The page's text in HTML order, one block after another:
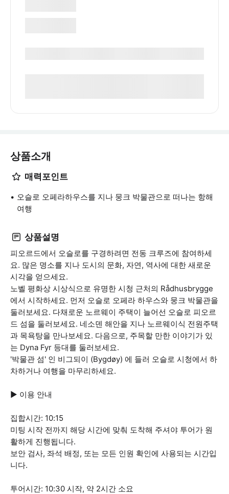
상품소개
매력포인트
오슬로 오페라하우스를 지나 뭉크 박물관으로 떠나는 항해
여행
상품설명
피오르드에서 오슬로를 구경하려면 전동 크루즈에 참여하세
요. 많은 명소를 지나 도시의 문화, 자연, 역사에 대한 새로운
시각을 얻으세요.
노벨 평화상 시상식으로 유명한 시청 근처의 Rådhusbrygge
에서 시작하세요. 먼저 오슬로 오페라 하우스와 뭉크 박물관을
둘러보세요. 다채로운 노르웨이 주택이 늘어선 오슬로 피오르
드 섬을 둘러보세요. 네소덴 해안을 지나 노르웨이식 전원주택
과 목욕탕을 만나보세요. 다음으로, 주목할 만한 이야기가 있
는 Dyna Fyr 등대를 둘러보세요.
'박물관 섬' 인 비그되이 (Bygdøy) 에 들러 오슬로 시청에서 하
차하거나 여행을 마무리하세요.
▶ 이용 안내
집합시간: 10:15
미팅 시작 전까지 해당 시간에 맞춰 도착해 주셔야 투어가 원
활하게 진행됩니다.
보안 검사, 좌석 배정, 또는 모든 인원 확인에 사용되는 시간입
니다.
투어시간: 10:30 시작, 약 2시간 소요